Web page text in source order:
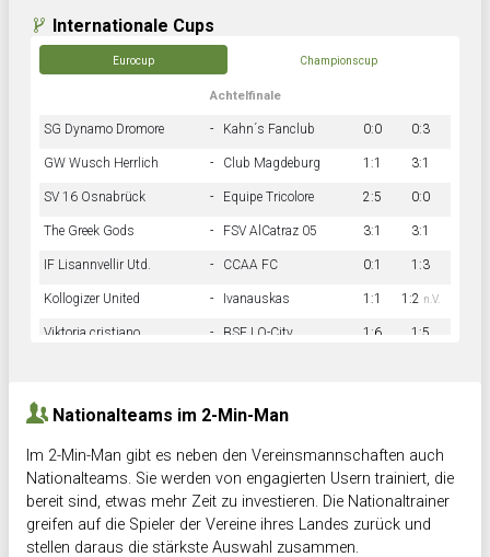
Internationale Cups
Eurocup Championscup
Achtelfinale
SG Dynamo Dromore - Kahn´s Fanclub 0:0 0:3
GW Wusch Herrlich - Club Magdeburg 1:1 3:1
SV 16 Osnabrück - Equipe Tricolore 2:5 0:0
The Greek Gods - FSV AlCatraz 05 3:1 3:1
IF Lisannvellir Utd. - CCAA FC 0:1 1:3
Kollogizer United - Ivanauskas 1:1 1:2 n.V.
Viktoria cristiano - BSF LO-City 1:6 1:5
Nationalteams im 2-Min-Man
Im 2-Min-Man gibt es neben den Vereinsmannschaften auch
Nationalteams. Sie werden von engagierten Usern trainiert, die
bereit sind, etwas mehr Zeit zu investieren. Die Nationaltrainer
greifen auf die Spieler der Vereine ihres Landes zurück und
stellen daraus die stärkste Auswahl zusammen.